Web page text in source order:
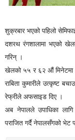
शुक्रबार भएको पहिलो
दशरथ रंगशालामा भएको
गरिन् ।
खेलको ५५ र ६२ औं मिनेटमा
राबिता कुमारीले उत्कृष्ट
रेफ्रीले अफसाइड दिए ।
अब नेपालले उपाधिका
पराजित गर्दै नेपालसँगको भेट